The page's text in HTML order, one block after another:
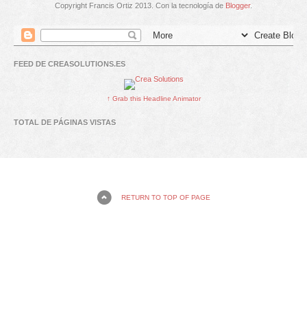
Copyright Francis Ortiz 2013. Con la tecnología de Blogger.
FEED DE CREASOLUTIONS.ES
↑ Grab this Headline Animator
TOTAL DE PÁGINAS VISTAS
RETURN TO TOP OF PAGE